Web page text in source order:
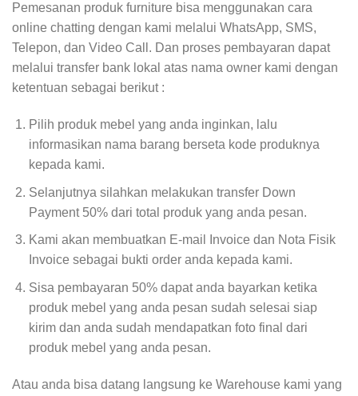
Pemesanan produk furniture bisa menggunakan cara
online chatting dengan kami melalui WhatsApp, SMS,
Telepon, dan Video Call. Dan proses pembayaran dapat
melalui transfer bank lokal atas nama owner kami dengan
ketentuan sebagai berikut :
Pilih produk mebel yang anda inginkan, lalu
informasikan nama barang berseta kode produknya
kepada kami.
Selanjutnya silahkan melakukan transfer Down
Payment 50% dari total produk yang anda pesan.
Kami akan membuatkan E-mail Invoice dan Nota Fisik
Invoice sebagai bukti order anda kepada kami.
Sisa pembayaran 50% dapat anda bayarkan ketika
produk mebel yang anda pesan sudah selesai siap
kirim dan anda sudah mendapatkan foto final dari
produk mebel yang anda pesan.
Atau anda bisa datang langsung ke Warehouse kami yang